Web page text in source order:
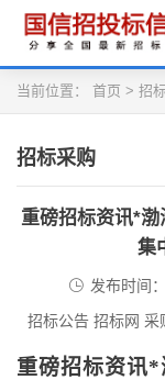
当前位置： 首页 > 招
招标采购
重磅招标资讯*
集
发布时间
招标公告 招标网 采
重磅招标资讯*